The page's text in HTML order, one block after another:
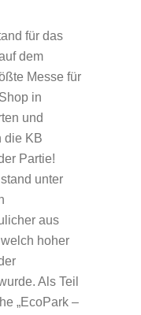
für das
dem
Messe für
in
und
die KB
Partie!
unter
aus
hoher
Als Teil
„EcoPark –